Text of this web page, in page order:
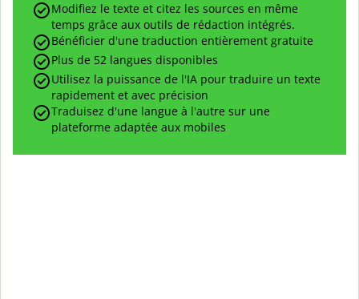
Modifiez le texte et citez les sources en même
temps grâce aux outils de rédaction intégrés.
Bénéficier d'une traduction entièrement gratuite
Plus de 52 langues disponibles
Utilisez la puissance de l'IA pour traduire un texte
rapidement et avec précision
Traduisez d'une langue à l'autre sur une
plateforme adaptée aux mobiles